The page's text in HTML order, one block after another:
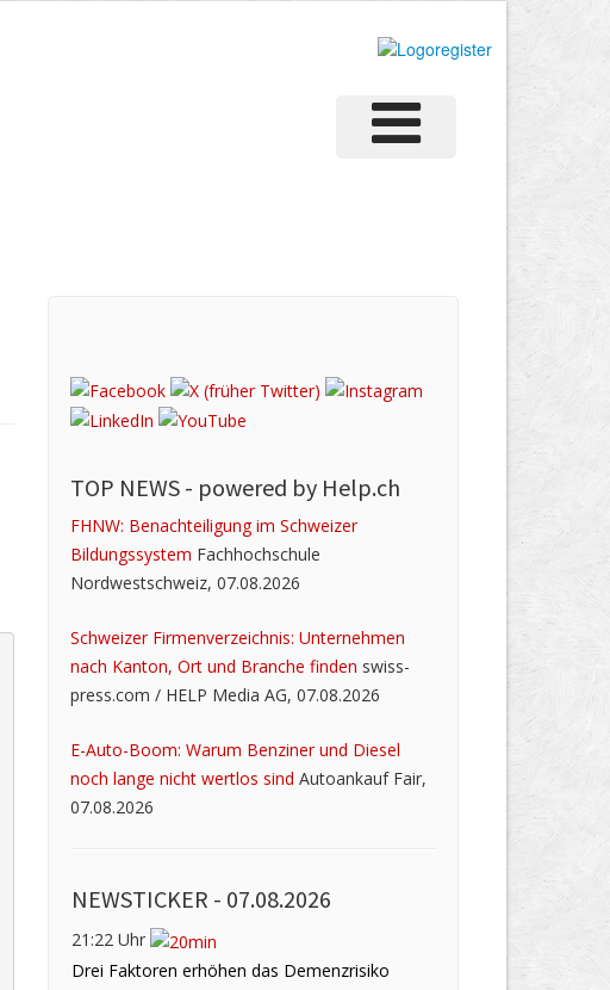
TOP NEWS - powered by Help.ch
FHNW: Benachteiligung im Schweizer
Bildungssystem Fachhochschule
Nordwestschweiz, 07.08.2026
Schweizer Firmenverzeichnis: Unternehmen
nach Kanton, Ort und Branche finden swiss-
press.com / HELP Media AG, 07.08.2026
E-Auto-Boom: Warum Benziner und Diesel
noch lange nicht wertlos sind Autoankauf Fair,
07.08.2026
NEWSTICKER - 07.08.2026
21:22 Uhr
Drei Faktoren erhöhen das Demenzrisiko